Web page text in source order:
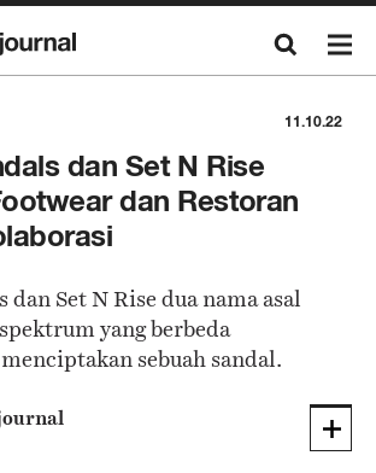
11.10.22
dan Set N Rise
dan Restoran
Set N Rise dua nama asal
yang berbeda
sebuah sandal.